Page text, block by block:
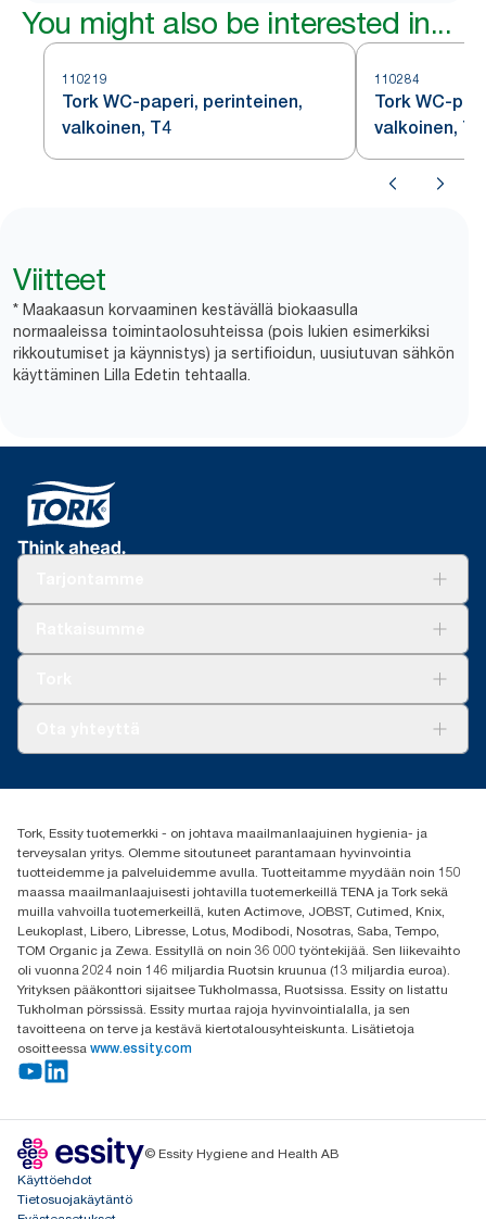
You might also be interested in...
110219
Tork WC-paperi, perinteinen,
valkoinen, T4
110284
Tork WC-
valkoinen, T4
Viitteet
* Maakaasun korvaaminen kestävällä biokaasulla
normaaleissa toimintaolosuhteissa (pois lukien esimerkiksi
rikkoutumiset ja käynnistys) ja sertifioidun, uusiutuvan sähkön
käyttäminen Lilla Edetin tehtaalla.
(+358) 9 5068 8222
Oy Essity Finland Ab
Revontulenkuja 1
02100 Espoo
Tork, Essity tuotemerkki - on johtava maailmanlaajuinen hygienia- ja
terveysalan yritys. Olemme sitoutuneet parantamaan hyvinvointia
tuotteidemme ja palveluidemme avulla. Tuotteitamme myydään noin 150
maassa maailmanlaajuisesti johtavilla tuotemerkeillä TENA ja Tork sekä
muilla vahvoilla tuotemerkeillä, kuten Actimove, JOBST, Cutimed, Knix,
Leukoplast, Libero, Libresse, Lotus, Modibodi, Nosotras, Saba, Tempo,
TOM Organic ja Zewa. Essityllä on noin 36 000 työntekijää. Sen liikevaihto
oli vuonna 2024 noin 146 miljardia Ruotsin kruunua (13 miljardia euroa).
Yrityksen pääkonttori sijaitsee Tukholmassa, Ruotsissa. Essity on listattu
Tukholman pörssissä. Essity murtaa rajoja hyvinvointialalla, ja sen
tavoitteena on terve ja kestävä kiertotalousyhteiskunta. Lisätietoja
osoitteessa www.essity.com
© Essity Hygiene and Health AB
Käyttöehdot
Tietosuojakäytäntö